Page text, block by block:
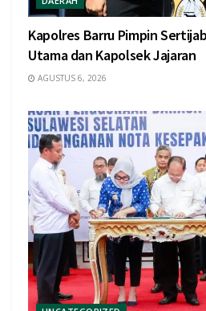
Kapolres Barru Pimpin
Utama dan Kapolsek Jajaran
AGUSTUS 6, 2026